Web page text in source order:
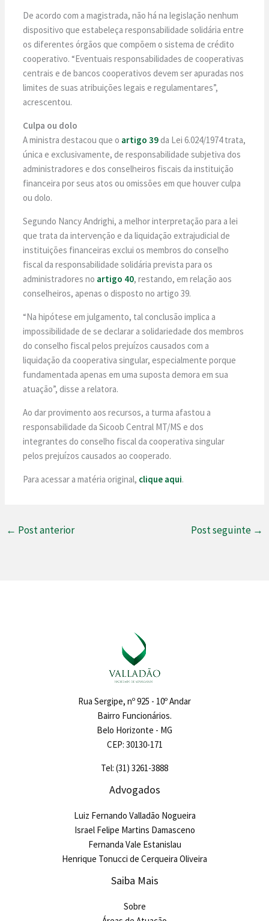
De acordo com a magistrada, não há na legislação nenhum
dispositivo que estabeleça responsabilidade solidária entre
os diferentes órgãos que compõem o sistema de crédito
cooperativo. “Eventuais responsabilidades de cooperativas
centrais e de bancos cooperativos devem ser apuradas nos
limites de suas atribuições legais e regulamentares”,
acrescentou.
Culpa ou dolo
A ministra destacou que o artigo 39da Lei 6.024/1974 trata,
única e exclusivamente, de responsabilidade subjetiva dos
administradores e dos conselheiros fiscais da instituição
financeira por seus atos ou omissões em que houver culpa
ou dolo.
Segundo Nancy Andrighi, a melhor interpretação para a lei
que trata da intervenção e da liquidação extrajudicial de
instituições financeiras exclui os membros do conselho
fiscal da responsabilidade solidária prevista para os
administradores no artigo 40, restando, em relação aos
conselheiros, apenas o disposto no artigo 39.
“Na hipótese em julgamento, tal conclusão implica a
impossibilidade de se declarar a solidariedade dos membros
do conselho fiscal pelos prejuízos causados com a
liquidação da cooperativa singular, especialmente porque
fundamentada apenas em uma suposta demora em sua
atuação”, disse a relatora.
Ao dar provimento aos recursos, a turma afastou a
responsabilidade da Sicoob Central MT/MS e dos
integrantes do conselho fiscal da cooperativa singular
pelos prejuízos causados ao cooperado.
Para acessar a matéria original, clique aqui.
← Post anterior Post seguinte →
Rua Sergipe, nº 925 - 10º Andar
Bairro Funcionários.
Belo Horizonte - MG
CEP: 30130-171
Tel: (31) 3261-3888
Advogados
Luiz Fernando Valladão Nogueira
Israel Felipe Martins Damasceno
Fernanda Vale Estanislau
Henrique Tonucci de Cerqueira Oliveira
Saiba Mais
Sobre